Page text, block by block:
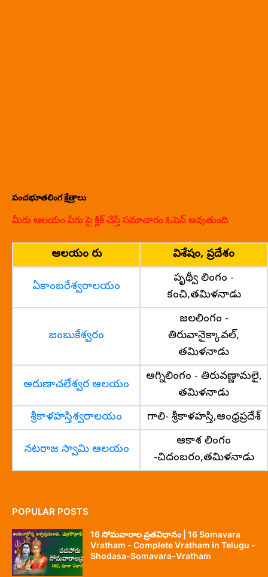
పంచభూతలింగ క్షేత్రాలు
మీరు ఆలయం పేరు పై క్లిక్ చేస్తే సమాచారం ఓపెన్ అవుతుంది
ఆలయం పేరు విశేషం, ప్రదేశం
ఏకాంబరేశ్వరాలయం
పృథ్వీ లింగం -
కంచి,తమిళనాడు
జంబుకేశ్వరం
జలలింగం -
తిరువానైక్కావల్,
తమిళనాడు
అరుణాచలేశ్వర ఆలయం
అగ్నిలింగం - తిరువణ్ణామలై,
తమిళనాడు
శ్రీకాళహస్తిశ్వరాలయం
గాలి- శ్రీకాళహస్తి,ఆంధ్రప్రదేశ్
నటరాజ స్వామి ఆలయం
ఆకాశ లింగం
-చిదంబరం,తమిళనాడు
POPULAR POSTS
16 సోమవారాల వ్రతవిధానం | 16 Somavara
Vratham - Complete Vratham in Telugu -
Shodasa-Somavara-Vratham